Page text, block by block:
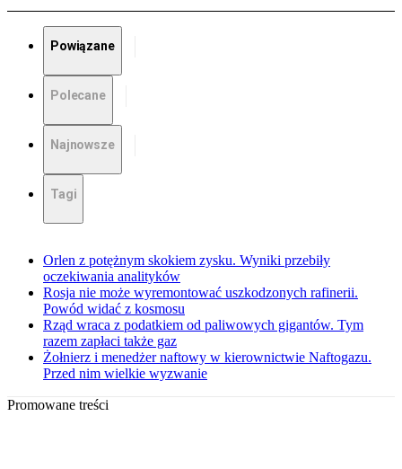
Powiązane
Polecane
Najnowsze
Tagi
Orlen z potężnym skokiem zysku. Wyniki przebiły
oczekiwania analityków
Rosja nie może wyremontować uszkodzonych rafinerii.
Powód widać z kosmosu
Rząd wraca z podatkiem od paliwowych gigantów. Tym
razem zapłaci także gaz
Żołnierz i menedżer naftowy w kierownictwie Naftogazu.
Przed nim wielkie wyzwanie
Promowane treści